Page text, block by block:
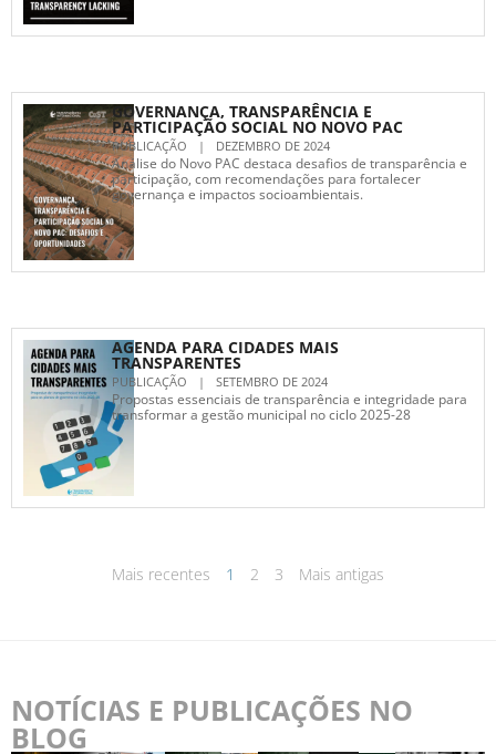
GOVERNANÇA, TRANSPARÊNCIA E
PARTICIPAÇÃO SOCIAL NO NOVO PAC
PUBLICAÇÃO | DEZEMBRO DE 2024
Análise do Novo PAC destaca desafios de transparência e
participação, com recomendações para fortalecer
governança e impactos socioambientais.
AGENDA PARA CIDADES MAIS
TRANSPARENTES
PUBLICAÇÃO | SETEMBRO DE 2024
Propostas essenciais de transparência e integridade para
transformar a gestão municipal no ciclo 2025-28
Mais recentes 1 2 3 Mais antigas
NOTÍCIAS E PUBLICAÇÕES NO
BLOG